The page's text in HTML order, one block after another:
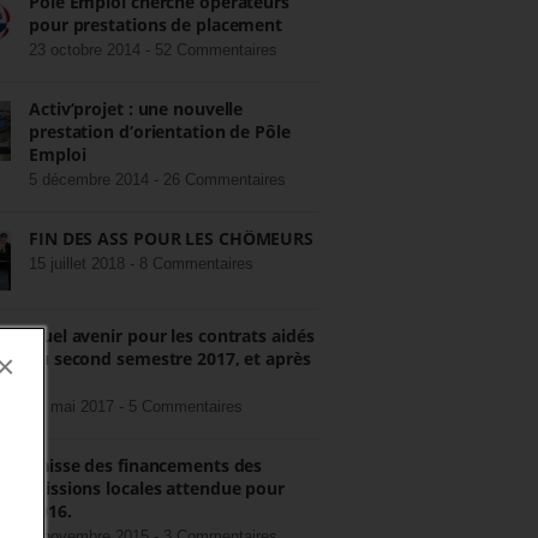
pour prestations de placement
23 octobre 2014 - 52 Commentaires
Activ’projet : une nouvelle
prestation d’orientation de Pôle
Emploi
5 décembre 2014 - 26 Commentaires
FIN DES ASS POUR LES CHÔMEURS
15 juillet 2018 - 8 Commentaires
Quel avenir pour les contrats aidés
au second semestre 2017, et après
22 mai 2017 - 5 Commentaires
Baisse des financements des
missions locales attendue pour
2016.